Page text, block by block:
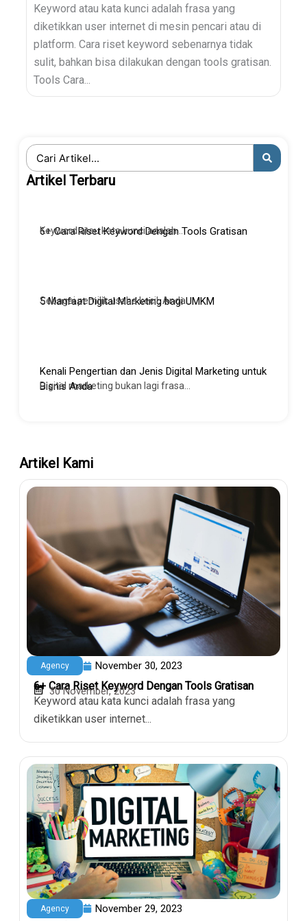
Keyword atau kata kunci adalah frasa yang
diketikkan user internet di mesin pencari atau di
platform. Cara riset keyword sebenarnya tidak
sulit, bahkan bisa dilakukan dengan tools gratisan.
Tools Cara...
Search
...
Artikel Terbaru
6+ Cara Riset Keyword Dengan Tools Gratisan
Keyword atau kata kunci adalah...
5 Manfaat Digital Marketing bagi UMKM
Sebagai pemilik usaha kecil, Anda...
Kenali Pengertian dan Jenis Digital Marketing untuk
Bisnis Anda
Digital marketing bukan lagi frasa...
Artikel Kami
Agency November 30, 2023
6+ Cara Riset Keyword Dengan Tools Gratisan
30 November, 2023
Keyword atau kata kunci adalah frasa yang
diketikkan user internet...
Agency November 29, 2023